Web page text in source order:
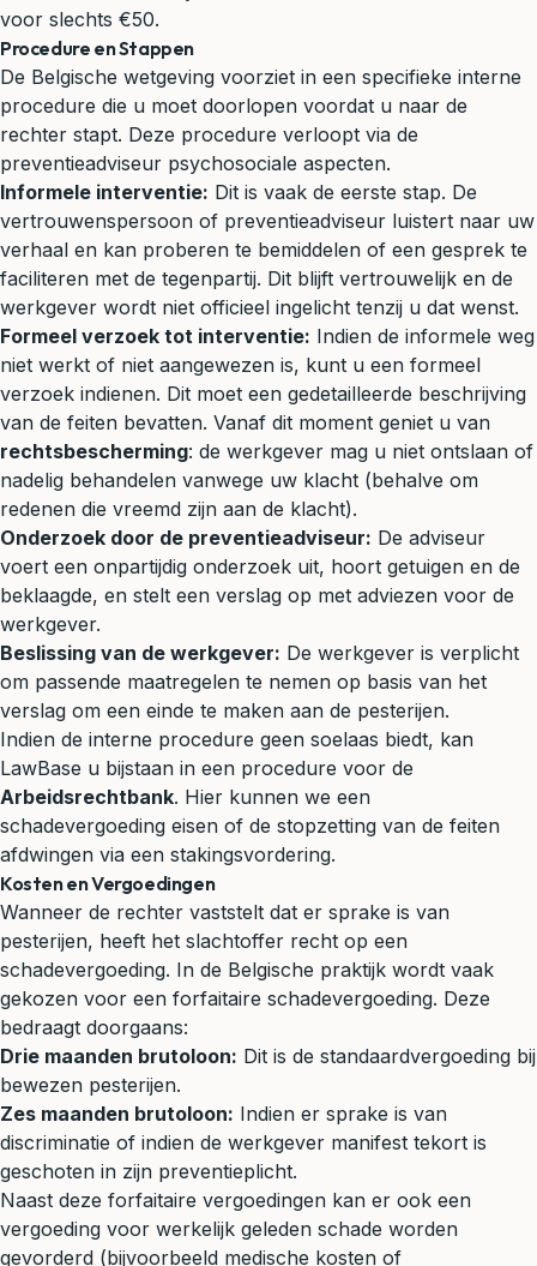
voor slechts €50.
Procedure en Stappen
De Belgische wetgeving voorziet in een specifieke interne
procedure die u moet doorlopen voordat u naar de
rechter stapt. Deze procedure verloopt via de
preventieadviseur psychosociale aspecten.
Informele interventie: Dit is vaak de eerste stap. De
vertrouwenspersoon of preventieadviseur luistert naar uw
verhaal en kan proberen te bemiddelen of een gesprek te
faciliteren met de tegenpartij. Dit blijft vertrouwelijk en de
werkgever wordt niet officieel ingelicht tenzij u dat wenst.
Formeel verzoek tot interventie: Indien de informele weg
niet werkt of niet aangewezen is, kunt u een formeel
verzoek indienen. Dit moet een gedetailleerde beschrijving
van de feiten bevatten. Vanaf dit moment geniet u van
rechtsbescherming: de werkgever mag u niet ontslaan of
nadelig behandelen vanwege uw klacht (behalve om
redenen die vreemd zijn aan de klacht).
Onderzoek door de preventieadviseur: De adviseur
voert een onpartijdig onderzoek uit, hoort getuigen en de
beklaagde, en stelt een verslag op met adviezen voor de
werkgever.
Beslissing van de werkgever: De werkgever is verplicht
om passende maatregelen te nemen op basis van het
verslag om een einde te maken aan de pesterijen.
Indien de interne procedure geen soelaas biedt, kan
LawBase u bijstaan in een procedure voor de
Arbeidsrechtbank. Hier kunnen we een
schadevergoeding eisen of de stopzetting van de feiten
afdwingen via een stakingsvordering.
Kosten en Vergoedingen
Wanneer de rechter vaststelt dat er sprake is van
pesterijen, heeft het slachtoffer recht op een
schadevergoeding. In de Belgische praktijk wordt vaak
gekozen voor een forfaitaire schadevergoeding. Deze
bedraagt doorgaans:
Drie maanden brutoloon: Dit is de standaardvergoeding bij
bewezen pesterijen.
Zes maanden brutoloon: Indien er sprake is van
discriminatie of indien de werkgever manifest tekort is
geschoten in zijn preventieplicht.
Naast deze forfaitaire vergoedingen kan er ook een
vergoeding voor werkelijk geleden schade worden
gevorderd (bijvoorbeeld medische kosten of